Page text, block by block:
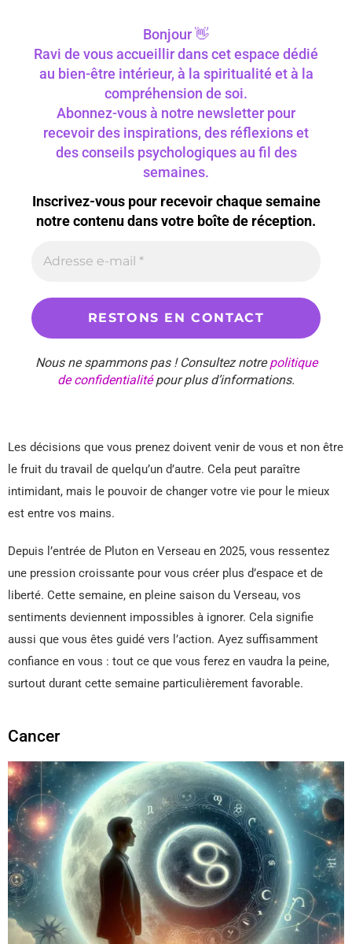
Bonjour 👋
Ravi de vous accueillir dans cet espace dédié
au bien-être intérieur, à la spiritualité et à la
compréhension de soi.
Abonnez-vous à notre newsletter pour
recevoir des inspirations, des réflexions et
des conseils psychologiques au fil des
semaines.
Inscrivez-vous pour recevoir chaque semaine
notre contenu dans votre boîte de réception.
Nous ne spammons pas ! Consultez notrepolitique
de confidentialitépour plus d’informations.
Les décisions que vous prenez doivent venir de vous et non être
le fruit du travail de quelqu’un d’autre. Cela peut paraître
intimidant, mais le pouvoir de changer votre vie pour le mieux
est entre vos mains.
Depuis l’entrée de Pluton en Verseau en 2025, vous ressentez
une pression croissante pour vous créer plus d’espace et de
liberté. Cette semaine, en pleine saison du Verseau, vos
sentiments deviennent impossibles à ignorer. Cela signifie
aussi que vous êtes guidé vers l’action. Ayez suffisamment
confiance en vous : tout ce que vous ferez en vaudra la peine,
surtout durant cette semaine particulièrement favorable.
Cancer